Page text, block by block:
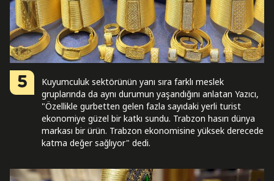
5
Kuyumculuk sektörünün yanı sıra farklı meslek
gruplarında da aynı durumun yaşandığını anlatan Yazıcı,
"Özellikle gurbetten gelen fazla sayıdaki yerli turist
ekonomiye güzel bir katkı sundu. Trabzon hasırı dünya
markası bir ürün. Trabzon ekonomisine yüksek derecede
katma değer sağlıyor" dedi.